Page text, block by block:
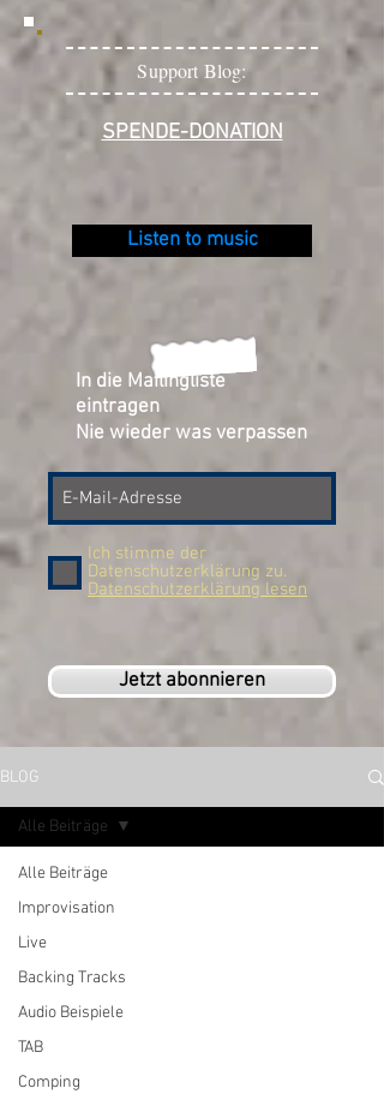
Support Blog:
SPENDE-DONATION
Listen to music
In die Mailingliste
eintragen
Nie wieder was verpassen
Ich stimme der
Datenschutzerklärung zu.
Datenschutzerklärung lesen
Jetzt abonnieren
BLOG
Alle Beiträge
Improvisation
Live
Backing Tracks
Audio Beispiele
TAB
Comping
Alle Beiträge